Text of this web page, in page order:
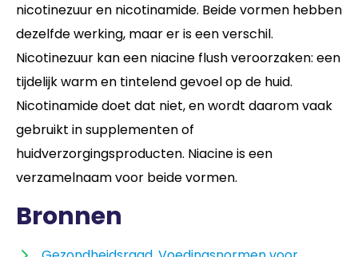
nicotinezuur en nicotinamide. Beide vormen hebben
dezelfde werking, maar er is een verschil.
Nicotinezuur kan een niacine flush veroorzaken: een
tijdelijk warm en tintelend gevoel op de huid.
Nicotinamide doet dat niet, en wordt daarom vaak
gebruikt in supplementen of
huidverzorgingsproducten. Niacine is een
verzamelnaam voor beide vormen.
Bronnen